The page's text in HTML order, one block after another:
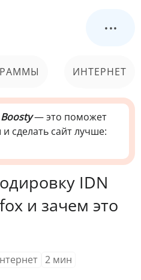
...
ИНТЕРНЕТ
СИСТЕМА
Boosty— это поможет
сделать сайт лучше:
IDN
и зачем это
2 мин